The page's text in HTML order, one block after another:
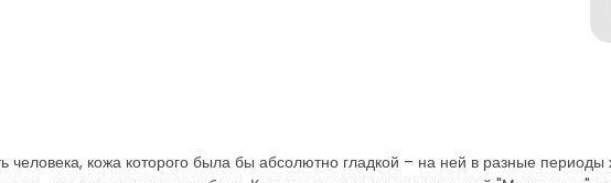
человека, кожа которого была бы абсолютно гладкой – на ней в разные